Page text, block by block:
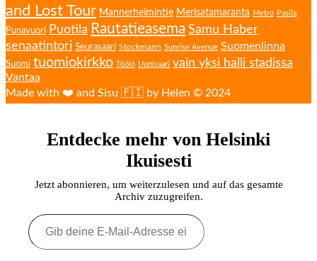
and Lost Tour Mannerheimintie Merisatamaranta Metro Pasila
Punavuori Puotila Rautatieasema Samu Haber
senaatintori Seurasaari Stockmann Sunrise Avenue Suomenlinna
Suomi tuomiokirkko Töölö Uunisaari vain yksi halli stadissa
Vantaa
Made with ❤️ and Sisu 🇫🇮 by Helen © 2024
Entdecke mehr von Helsinki
Ikuisesti
Jetzt abonnieren, um weiterzulesen und auf das gesamte
Archiv zuzugreifen.
Gib
deine
E-